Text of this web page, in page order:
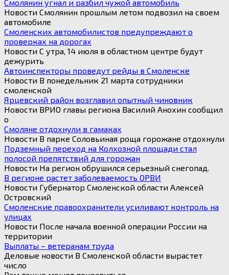
Смолянин угнал и разбил чужой автомобиль
Новости Смолянин прошлым летом подвозил на своем
автомобиле
Смоленских автомобилистов предупреждают о
проверках на дорогах
Новости С утра, 14 июля в областном центре будут
дежурить
Автоинспекторы проведут рейды в Смоленске
Новости В понедельник 21 марта сотрудники
смоленской
Ярцевский район возглавил опытный чиновник
Новости ВРИО главы региона Василий Анохин сообщил
о
Смоляне отдохнули в гамаках
Новости В парке Соловьиная роща горожане отдохнули
Подземный переход на Колхозной площади стал
полосой препятствий для горожан
Новости На регион обрушился серьезный снегопад.
В регионе растет заболеваемость ОРВИ
Новости Губернатор Смоленской области Алексей
Островский
Смоленские правоохранители усиливают контроль на
улицах
Новости После начала военной операции России на
территории
Выплаты – ветеранам труда
Деловые новости В Смоленской области вырастет
число